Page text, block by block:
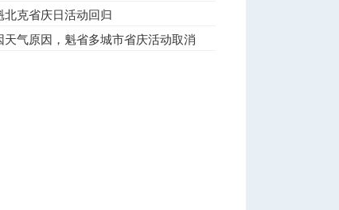
北克省庆日活动回归
天气原因，魁省多城市省庆活动取消